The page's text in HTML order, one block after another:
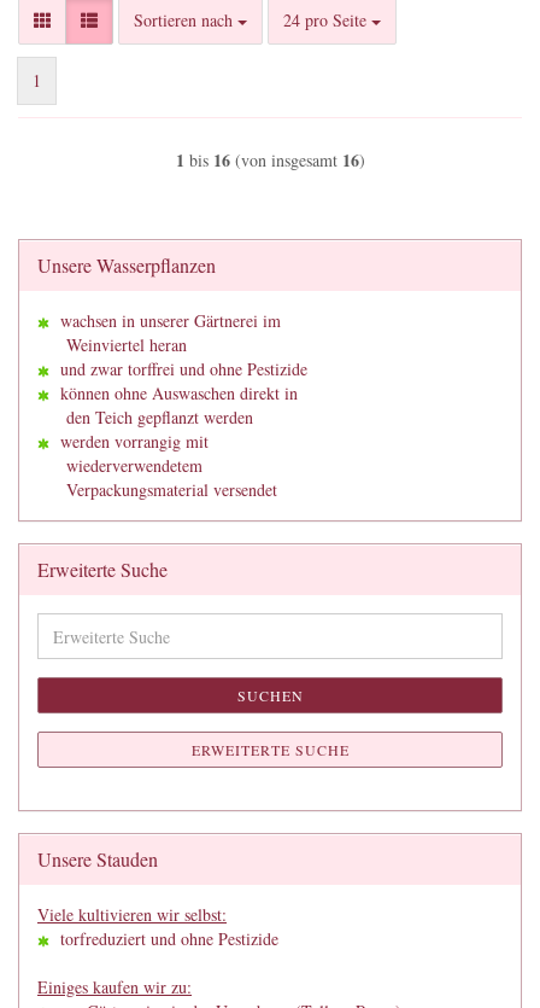
Sortieren nach
Sortieren nach 24 pro Seite
pro Seite
1
1 bis 16(von insgesamt 16)
Unsere Wasserpflanzen
wachsen in unserer Gärtnerei im
Weinviertel heran
und zwar torffrei und ohne Pestizide
können ohne Auswaschen direkt in
den Teich gepflanzt werden
werden vorrangig mit
wiederverwendetem
Verpackungsmaterial versendet
Erweiterte Suche
Suche
SUCHEN
ERWEITERTE SUCHE
Unsere Stauden
Viele kultivieren wir selbst:
torfreduziert und ohne Pestizide
Einiges kaufen wir zu: